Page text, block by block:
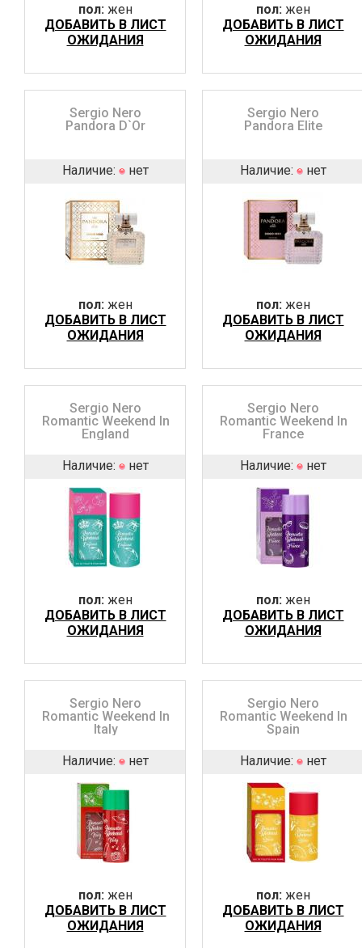
пол: жен
ДОБАВИТЬ В ЛИСТ
ОЖИДАНИЯ
пол: жен
ДОБАВИТЬ В ЛИСТ
ОЖИДАНИЯ
Sergio Nero
Pandora D`Or
Наличие: нет
пол: жен
ДОБАВИТЬ В ЛИСТ
ОЖИДАНИЯ
Sergio Nero
Pandora Elite
Наличие: нет
пол: жен
ДОБАВИТЬ В ЛИСТ
ОЖИДАНИЯ
Sergio Nero
Romantic Weekend In
England
Наличие: нет
пол: жен
ДОБАВИТЬ В ЛИСТ
ОЖИДАНИЯ
Sergio Nero
Romantic Weekend In
France
Наличие: нет
пол: жен
ДОБАВИТЬ В ЛИСТ
ОЖИДАНИЯ
Sergio Nero
Romantic Weekend In
Italy
Наличие: нет
пол: жен
ДОБАВИТЬ В ЛИСТ
ОЖИДАНИЯ
Sergio Nero
Romantic Weekend In
Spain
Наличие: нет
пол: жен
ДОБАВИТЬ В ЛИСТ
ОЖИДАНИЯ